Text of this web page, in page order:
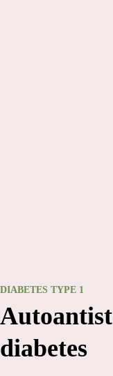
diabetes
DIABETES TYPE 1